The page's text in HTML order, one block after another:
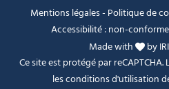
Mentions légales- Politique de
Accessibilité : non-conforme
Made with
by
Ce site est protégé par reCAPTCHA.
lesconditions d'utilisation